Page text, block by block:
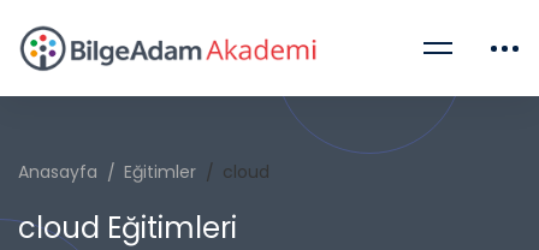
Anasayfa Eğitimler cloud
cloud Eğitimleri